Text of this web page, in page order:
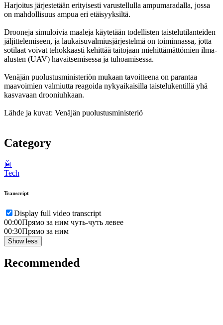
Harjoitus järjestetään erityisesti varustellulla ampumaradalla, jossa
on mahdollisuus ampua eri etäisyyksiltä.
Drooneja simuloivia maaleja käytetään todellisten taistelutilanteiden
jäljittelemiseen, ja laukaisuvalmiusjärjestelmä on toiminnassa, jotta
sotilaat voivat tehokkaasti kehittää taitojaan miehittämättömien ilma-
alusten (UAV) havaitsemisessa ja tuhoamisessa.
Venäjän puolustusministeriön mukaan tavoitteena on parantaa
maavoimien valmiutta reagoida nykyaikaisilla taistelukentillä yhä
kasvavaan drooniuhkaan.
Lähde ja kuvat: Venäjän puolustusministeriö
Category
🤖
Tech
Transcript
Display full video transcript
00:00Прямо за ним чуть-чуть левее
00:30Прямо за ним
Show less
Recommended